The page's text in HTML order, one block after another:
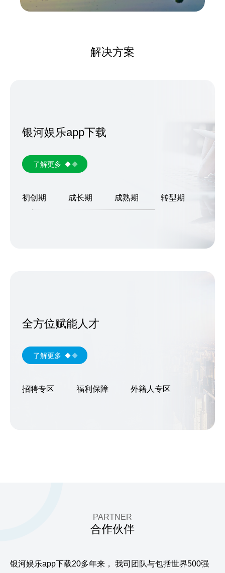
解决方案
银河娱乐app下载
了解更多
初创期 成长期 成熟期 转型期
全方位赋能人才
了解更多
招聘专区 福利保障 外籍人专区
PARTNER
合作伙伴
银河娱乐app下载20多年来，
我司团队与包括世界500强